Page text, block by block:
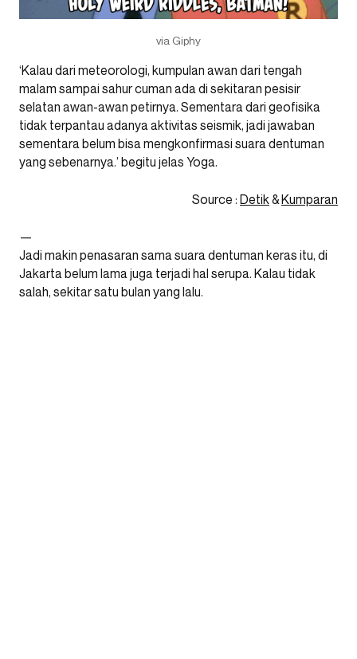
via Giphy
‘Kalau dari meteorologi, kumpulan awan dari tengah
malam sampai sahur cuman ada di sekitaran pesisir
selatan awan-awan petirnya. Sementara dari geofisika
tidak terpantau adanya aktivitas seismik, jadi jawaban
sementara belum bisa mengkonfirmasi suara dentuman
yang sebenarnya.’ begitu jelas Yoga.
Source : Detik&Kumparan
—
Jadi makin penasaran sama suara dentuman keras itu, di
Jakarta belum lama juga terjadi hal serupa. Kalau tidak
salah, sekitar satu bulan yang lalu.